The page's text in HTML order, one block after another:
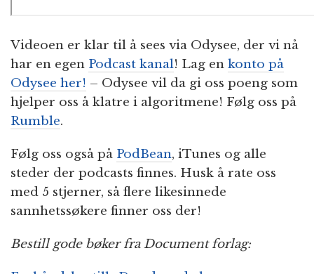
Videoen er klar til å sees via Odysee, der vi nå
har en egen Podcast kanal! Lag en konto på
Odysee her! – Odysee vil da gi oss poeng som
hjelper oss å klatre i algoritmene! Følg oss på
Rumble.
Følg oss også på PodBean, iTunes og alle
steder der podcasts finnes. Husk å rate oss
med 5 stjerner, så flere likesinnede
sannhetssøkere finner oss der!
Bestill gode bøker fra Document forlag: